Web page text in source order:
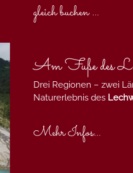
gleich buchen ...
Am Fuße des
Drei Regionen – zwei
Naturerlebnis des
Mehr Infos...